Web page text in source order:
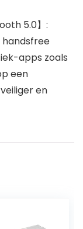
5.0】:
apps zoals
een
en